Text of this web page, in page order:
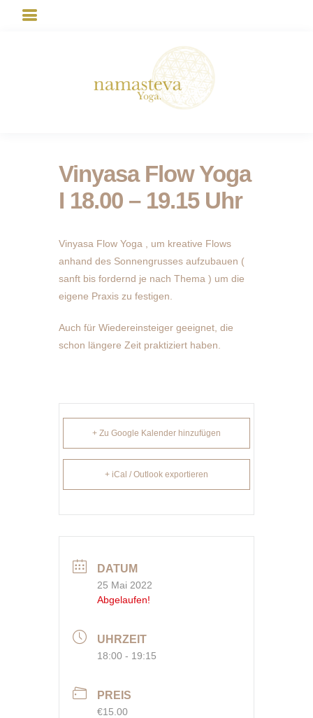
Vinyasa Flow Yoga
I 18.00 – 19.15 Uhr
Vinyasa Flow Yoga , um kreative Flows
anhand des Sonnengrusses aufzubauen (
sanft bis fordernd je nach Thema ) um die
eigene Praxis zu festigen.
Auch für Wiedereinsteiger geeignet, die
schon längere Zeit praktiziert haben.
+ Zu Google Kalender hinzufügen
+ iCal / Outlook exportieren
DATUM
25 Mai 2022
Abgelaufen!
UHRZEIT
18:00 - 19:15
PREIS
€15.00